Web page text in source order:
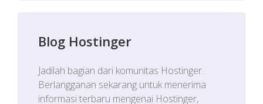
Blog Hostinger
Jadilah bagian dari komunitas Hostinger.
Berlangganan sekarang untuk menerima
informasi terbaru mengenai Hostinger,